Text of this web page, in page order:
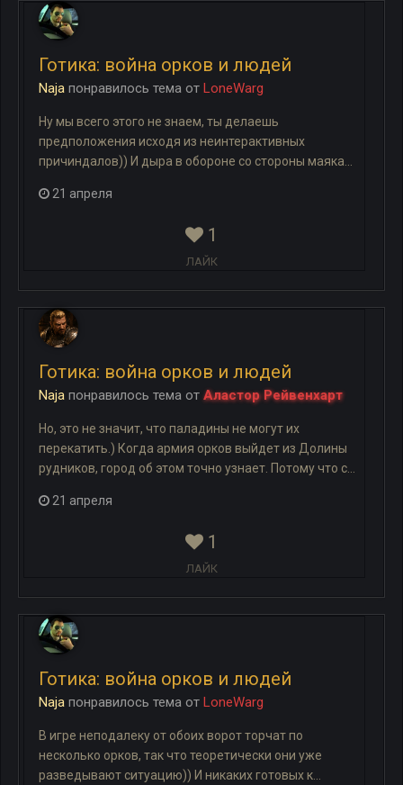
Готика: война орков и людей
Naja понравилось тема от LoneWarg
Ну мы всего этого не знаем, ты делаешь
предположения исходя из неинтерактивных
причиндалов)) И дыра в обороне со стороны маяка...
21 апреля
1
ЛАЙК
Готика: война орков и людей
Naja понравилось тема от Аластор Рейвенхарт
Но, это не значит, что паладины не могут их
перекатить.) Когда армия орков выйдет из Долины
рудников, город об этом точно узнает. Потому что с...
21 апреля
1
ЛАЙК
Готика: война орков и людей
Naja понравилось тема от LoneWarg
В игре неподалеку от обоих ворот торчат по
несколько орков, так что теоретически они уже
разведывают ситуацию)) И никаких готовых к...